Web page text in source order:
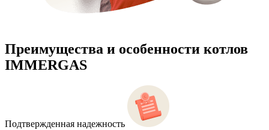
Преимущества и особенности котлов
IMMERGAS
Подтвержденная надежность